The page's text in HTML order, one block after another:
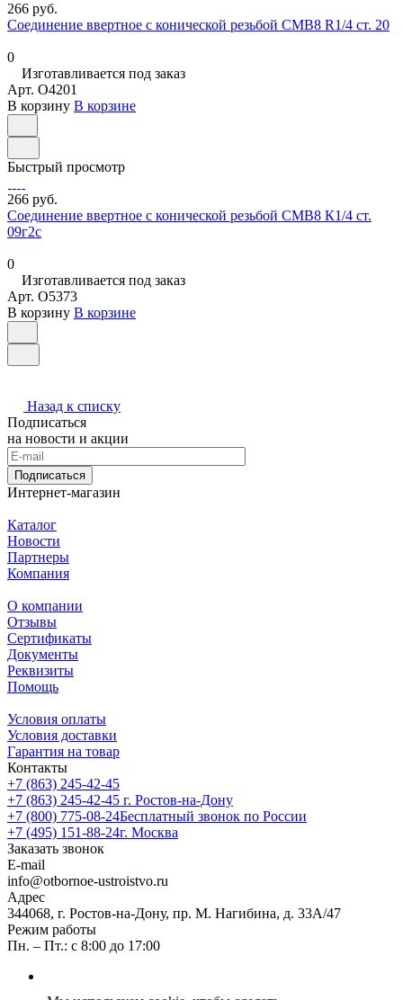
266 руб.
Соединение ввертное с конической резьбой СМВ8 R1/4 ст. 20
0
Изготавливается под заказ
Арт. O4201
В корзину В корзине
Быстрый просмотр
266 руб.
Соединение ввертное с конической резьбой СМВ8 К1/4 ст.
09г2с
0
Изготавливается под заказ
Арт. O5373
В корзину В корзине
Назад к списку
Подписаться
на новости и акции
Подписаться
Интернет-магазин
Каталог
Новости
Партнеры
Компания
О компании
Отзывы
Сертификаты
Документы
Реквизиты
Помощь
Условия оплаты
Условия доставки
Гарантия на товар
Контакты
+7 (863) 245-42-45
+7 (863) 245-42-45 г. Ростов-на-Дону
+7 (800) 775-08-24Бесплатный звонок по России
+7 (495) 151-88-24г. Москва
Заказать звонок
E-mail
info@otbornoe-ustroistvo.ru
Адрес
344068, г. Ростов-на-Дону, пр. М. Нагибина, д. 33А/47
Режим работы
Пн. – Пт.: с 8:00 до 17:00